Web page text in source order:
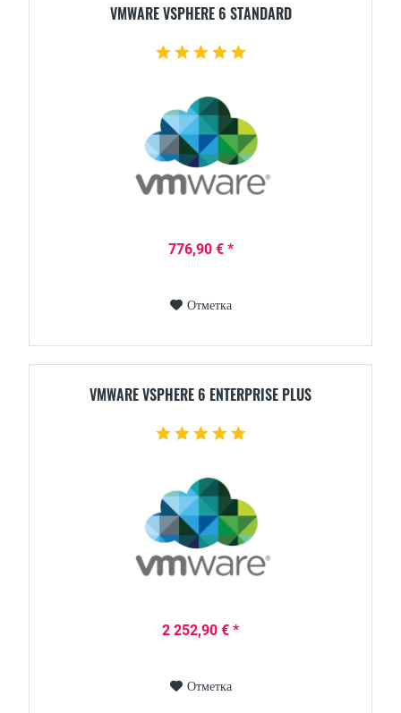
VMWARE VSPHERE 6 STANDARD
776,90 € *
Отметка
VMWARE VSPHERE 6 ENTERPRISE PLUS
2 252,90 € *
Отметка